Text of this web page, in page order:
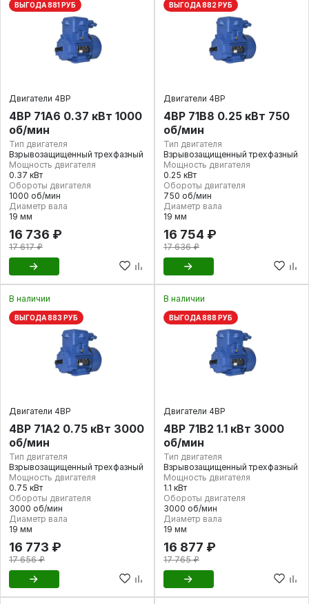
ВЫГОДА 881 РУБ
Двигатели 4ВР
4ВР 71А6 0.37 кВт 1000
об/мин
Тип двигателя
Взрывозащищенный трехфазный
Мощность двигателя
0.37 кВт
Обороты двигателя
1000 об/мин
Диаметр вала
19 мм
16 736 ₽
17 617 ₽
ВЫГОДА 882 РУБ
Двигатели 4ВР
4ВР 71В8 0.25 кВт 750
об/мин
Тип двигателя
Взрывозащищенный трехфазный
Мощность двигателя
0.25 кВт
Обороты двигателя
750 об/мин
Диаметр вала
19 мм
16 754 ₽
17 636 ₽
В наличии
ВЫГОДА 883 РУБ
Двигатели 4ВР
4ВР 71А2 0.75 кВт 3000
об/мин
Тип двигателя
Взрывозащищенный трехфазный
Мощность двигателя
0.75 кВт
Обороты двигателя
3000 об/мин
Диаметр вала
19 мм
16 773 ₽
17 656 ₽
В наличии
ВЫГОДА 888 РУБ
Двигатели 4ВР
4ВР 71В2 1.1 кВт 3000
об/мин
Тип двигателя
Взрывозащищенный трехфазный
Мощность двигателя
1.1 кВт
Обороты двигателя
3000 об/мин
Диаметр вала
19 мм
16 877 ₽
17 765 ₽